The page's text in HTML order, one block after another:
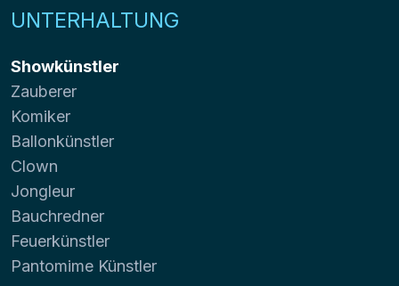
UNTERHALTUNG
Showkünstler
Zauberer
Komiker
Ballonkünstler
Clown
Jongleur
Bauchredner
Feuerkünstler
Pantomime Künstler